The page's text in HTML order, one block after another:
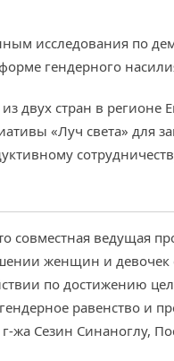
исследования по
гендерного
двух стран в
«Луч света» для
совместная ведущая
женщин и
по достижению
равенство и
г-жа Сезин Синаноглу,